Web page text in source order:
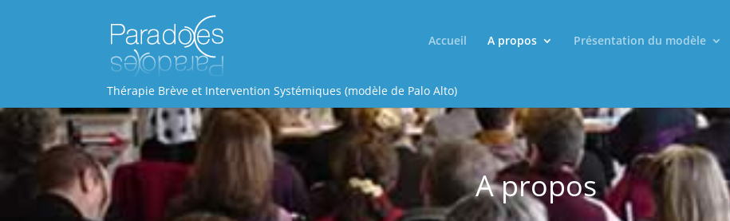
Accueil A propos Présentation du modèle
Thérapie Brève et Intervention Systémiques (modèle de Palo Alto)
A propos